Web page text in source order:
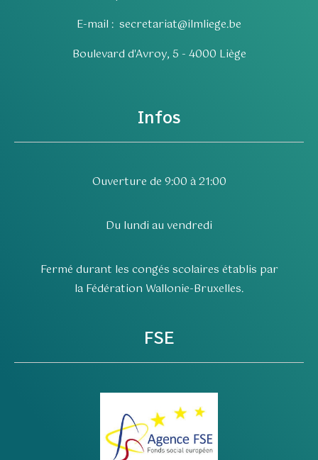
E-mail : secretariat@ilmliege.be
Boulevard d'Avroy, 5 - 4000 Liège
Infos
Ouverture de 9:00 à 21:00
Du lundi au vendredi
Fermé durant les congés scolaires établis par
la Fédération Wallonie-Bruxelles.
FSE